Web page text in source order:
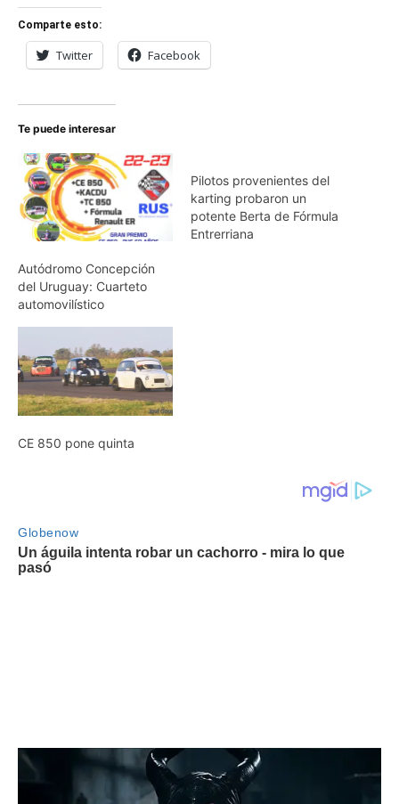
Comparte esto:
Twitter Facebook
Te puede interesar
Autódromo Concepción
del Uruguay: Cuarteto
automovilístico
Pilotos provenientes del
karting probaron un
potente Berta de Fórmula
Entrerriana
CE 850 pone quinta